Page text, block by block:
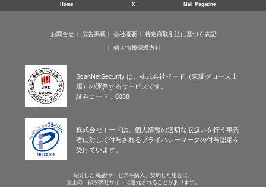
Home X Mail Magazine
お問合せ 広告掲載 会社概要
特定商取引法に基づく表記
個人情報保護方針
ScanNetSecurity は、株式会社イード（東証グロース上
場）の運営するサービスです。
証券コード：6038
株式会社イードは、個人情報の適切な取扱いを行う事業
者に対して付与されるプライバシーマークの付与認定を
受けています。
紹介した商品/サービスを購入、契約した場合に、
売上の一部が弊社サイトに還元されることがあります。